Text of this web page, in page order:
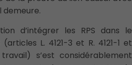
demeure.
d’intégrer les RPS dans le
(articles L. 4121-3 et R. 4121-1 et
s’est considérablement